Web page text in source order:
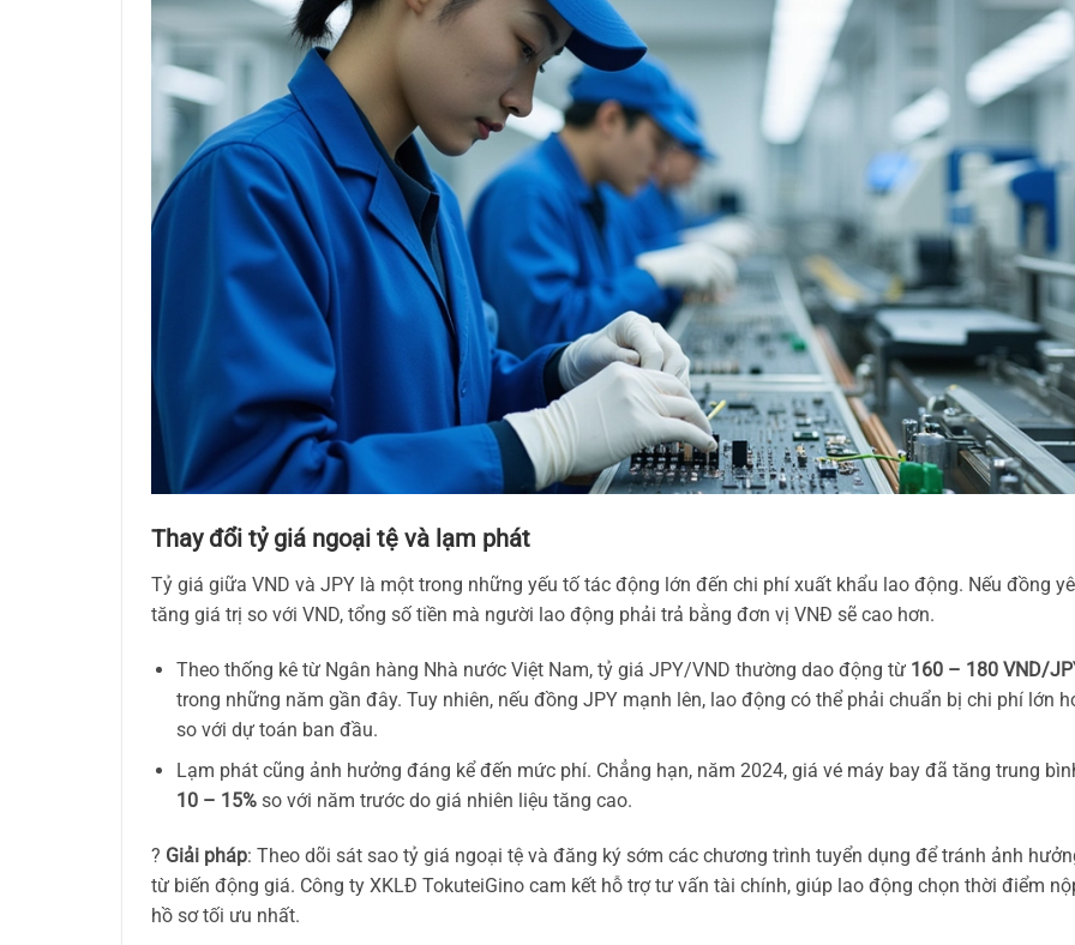
Thay đổi tỷ giá ngoại tệ và lạm phát
Tỷ giá giữa VND và JPY là một trong những yếu tố tác động lớn đến chi phí xuất khẩu lao động. Nếu đồng
tăng giá trị so với VND, tổng số tiền mà người lao động phải trả bằng đơn vị VNĐ sẽ cao hơn.
Theo thống kê từ Ngân hàng Nhà nước Việt Nam, tỷ giá JPY/VND thường dao động từ 160 – 180 VND/
trong những năm gần đây. Tuy nhiên, nếu đồng JPY mạnh lên, lao động có thể phải chuẩn bị chi phí lớn
so với dự toán ban đầu.
Lạm phát cũng ảnh hưởng đáng kể đến mức phí. Chẳng hạn, năm 2024, giá vé máy bay đã tăng trung
10 – 15%so với năm trước do giá nhiên liệu tăng cao.
? Giải pháp: Theo dõi sát sao tỷ giá ngoại tệ và đăng ký sớm các chương trình tuyển dụng để tránh ảnh
từ biến động giá. Công ty XKLĐ TokuteiGino cam kết hỗ trợ tư vấn tài chính, giúp lao động chọn thời điểm
hồ sơ tối ưu nhất.